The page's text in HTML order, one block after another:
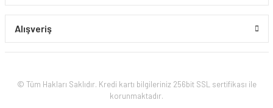
Alışveriş
© Tüm Hakları Saklıdır. Kredi kartı bilgileriniz 256bit SSL sertifikası ile
korunmaktadır.